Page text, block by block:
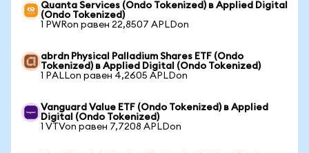
Quanta Services (Ondo Tokenized) в Applied Digital
(Ondo Tokenized)
1 PWRon равен 22,8507 APLDon
abrdn Physical Palladium Shares ETF (Ondo
Tokenized) в Applied Digital (Ondo Tokenized)
1 PALLon равен 4,2605 APLDon
Vanguard Value ETF (Ondo Tokenized) в Applied
Digital (Ondo Tokenized)
1 VTVon равен 7,7208 APLDon